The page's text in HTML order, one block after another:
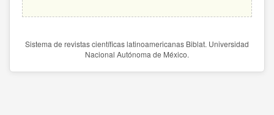
Sistema de revistas científicas latinoamericanas Biblat. Universidad
Nacional Autónoma de México.